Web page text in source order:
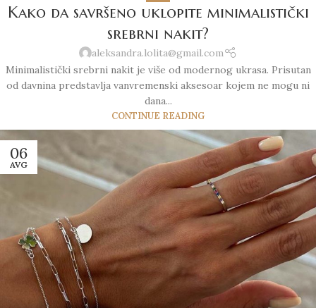
Kako da savršeno uklopite minimalistički
srebrni nakit?
aleksandra.lolita@gmail.com
Minimalistički srebrni nakit je više od modernog ukrasa. Prisutan
od davnina predstavlja vanvremenski aksesoar kojem ne mogu ni
dana...
CONTINUE READING
06
AVG